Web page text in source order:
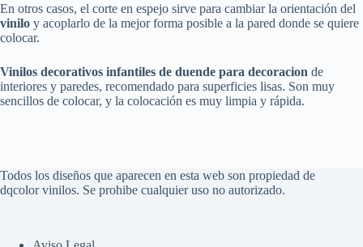
En otros casos, el corte en espejo sirve para cambiar la orientación del
vinilo y acoplarlo de la mejor forma posible a la pared donde se quiere
colocar.
Vinilos decorativos infantiles de duende para decoracion de
interiores y paredes, recomendado para superficies lisas. Son muy
sencillos de colocar, y la colocación es muy limpia y rápida.
Todos los diseños que aparecen en esta web son propiedad de
dqcolor vinilos. Se prohibe cualquier uso no autorizado.